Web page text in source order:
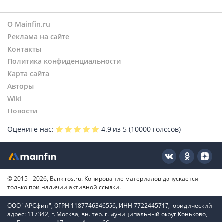
Ренессанс Банк
Московский Кредитный Банк
Банк ДОМ.РФ
Банк Россия
БСПБ
Ак Барс Банк
Ozon Банк
ОТП Банк
Банк Зенит
О Mainfin.ru
Реклама на сайте
Контакты
Политика конфиденциальности
Карта сайта
Авторы
Wiki
Новости
Оцените нас:
4.9 из 5 (10000 голосов)
© 2015 - 2026, Bankiros.ru. Копирование материалов допускается
только при наличии активной ссылки.
ООО "АРСфин", ОГРН 1187746346556, ИНН 7722445717, юридический
адрес: 117342, г. Москва, вн. тер. г. муниципальный округ Коньково,